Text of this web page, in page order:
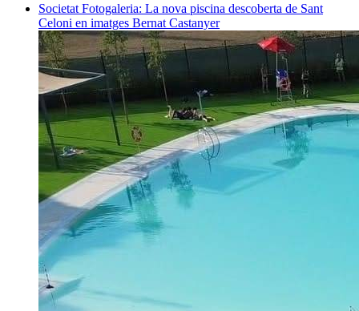
Societat Fotogaleria: La nova piscina descoberta de Sant
Celoni en imatges Bernat Castanyer